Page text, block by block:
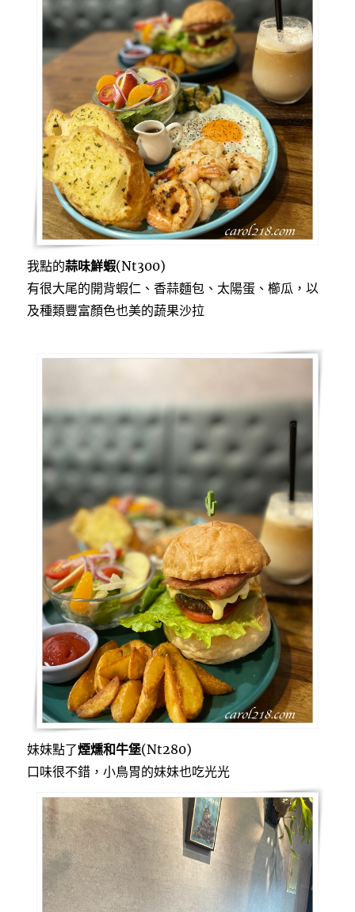
我點的蒜味鮮蝦(Nt300)
有很大尾的開背蝦仁、香蒜麵包、太陽蛋、櫛瓜，以
及種類豐富顏色也美的蔬果沙拉
妹妹點了煙燻和牛堡(Nt280)
口味很不錯，小鳥胃的妹妹也吃光光